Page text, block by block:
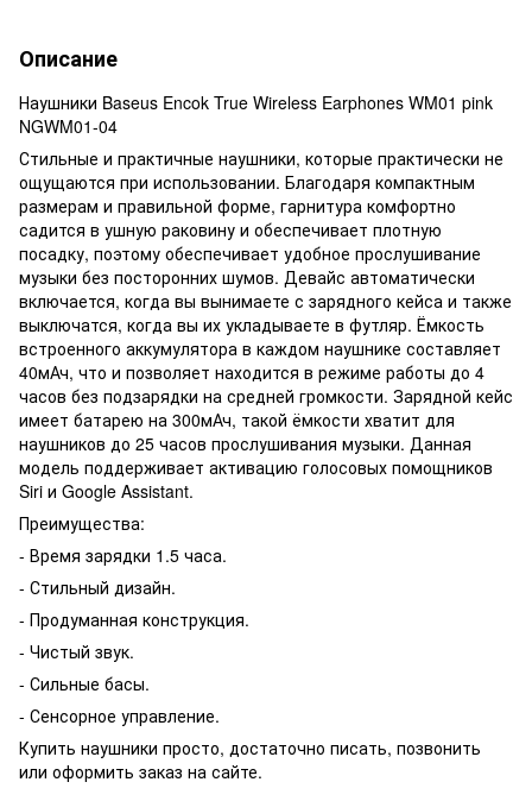
Описание
Наушники Baseus Encok True Wireless Earphones WM01 pink
NGWM01-04
Стильные и практичные наушники, которые практически не
ощущаются при использовании. Благодаря компактным
размерам и правильной форме, гарнитура комфортно
садится в ушную раковину и обеспечивает плотную
посадку, поэтому обеспечивает удобное прослушивание
музыки без посторонних шумов. Девайс автоматически
включается, когда вы вынимаете с зарядного кейса и также
выключатся, когда вы их укладываете в футляр. Ёмкость
встроенного аккумулятора в каждом наушнике составляет
40мАч, что и позволяет находится в режиме работы до 4
часов без подзарядки на средней громкости. Зарядной кейс
имеет батарею на 300мАч, такой ёмкости хватит для
наушников до 25 часов прослушивания музыки. Данная
модель поддерживает активацию голосовых помощников
Siri и Google Assistant.
Преимущества:
- Время зарядки 1.5 часа.
- Стильный дизайн.
- Продуманная конструкция.
- Чистый звук.
- Сильные басы.
- Сенсорное управление.
Купить наушники просто, достаточно писать, позвонить
или оформить заказ на сайте.